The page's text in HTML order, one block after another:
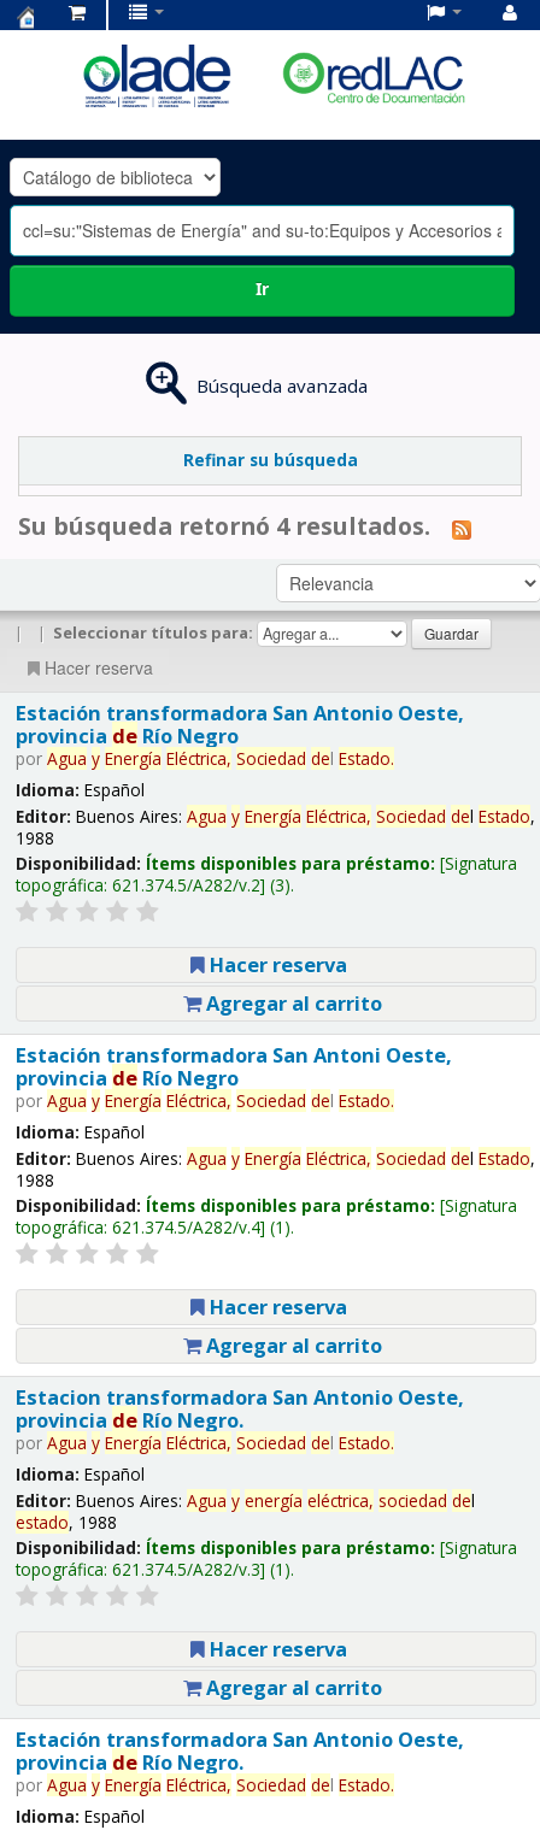
OLADE
-
Ir
Búsqueda avanzada
Refinar su búsqueda
Su búsqueda retornó 4 resultados.
| | Seleccionar títulos para:
Hacer reserva
Estación transformadora San Antonio Oeste,
provincia deRío Negro
por Agua y Energía Eléctrica, Sociedad del Estado.
Idioma: Español
Editor: Buenos Aires: Agua y Energía Eléctrica, Sociedad del Estado,
1988
Disponibilidad: Ítems disponibles para préstamo: Signatura
topográfica: 621.374.5/A282/v.2 (3).
Hacer reserva
Agregar al carrito
Estación transformadora San Antoni Oeste,
provincia deRío Negro
por Agua y Energía Eléctrica, Sociedad del Estado.
Idioma: Español
Editor: Buenos Aires: Agua y Energía Eléctrica, Sociedad del Estado,
1988
Disponibilidad: Ítems disponibles para préstamo: Signatura
topográfica: 621.374.5/A282/v.4 (1).
Hacer reserva
Agregar al carrito
Estacion transformadora San Antonio Oeste,
provincia deRío Negro.
por Agua y Energía Eléctrica, Sociedad del Estado.
Idioma: Español
Editor: Buenos Aires: Agua y energía eléctrica, sociedad del
estado, 1988
Disponibilidad: Ítems disponibles para préstamo: Signatura
topográfica: 621.374.5/A282/v.3 (1).
Hacer reserva
Agregar al carrito
Estación transformadora San Antonio Oeste,
provincia deRío Negro.
por Agua y Energía Eléctrica, Sociedad del Estado.
Idioma: Español